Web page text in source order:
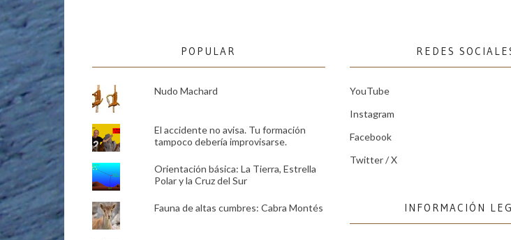
POPULAR
Nudo Machard
El accidente no avisa. Tu formación
tampoco debería improvisarse.
Orientación básica: La Tierra, Estrella
Polar y la Cruz del Sur
Fauna de altas cumbres: Cabra Montés
REDES
YouTube
Instagram
Facebook
Twitter / X
INFORMACIÓN